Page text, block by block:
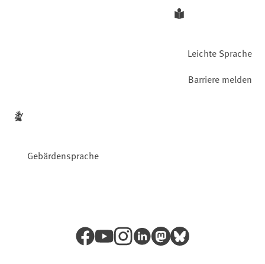
Leichte Sprache
Gebärdensprache
Barriere melden